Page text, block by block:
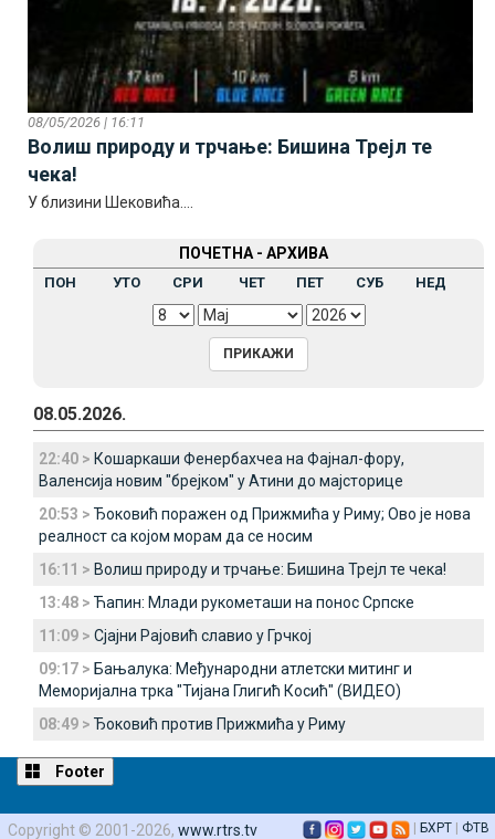
08/05/2026 | 16:11
Волиш природу и трчање: Бишина Трејл те
чека!
У близини Шековића....
ПОЧЕТНА - АРХИВА
ПОН УТО СРИ ЧЕТ ПЕТ СУБ НЕД
08.05.2026.
22:40 > Кошаркаши Фенербахчеа на Фајнал-фору,
Валенсија новим "брејком" у Атини до мајсторице
20:53 > Ђоковић поражен од Прижмића у Риму; Ово је нова
реалност са којом морам да се носим
16:11 > Волиш природу и трчање: Бишина Трејл те чека!
13:48 > Ћапин: Млади рукометаши на понос Српске
11:09 > Сјајни Рајовић славио у Грчкој
09:17 > Бањалука: Међународни атлетски митинг и
Меморијална трка "Тијана Глигић Косић" (ВИДЕО)
08:49 > Ђоковић против Прижмића у Риму
Footer
Copyright © 2001-2026, www.rtrs.tv БХРТ ФТВ